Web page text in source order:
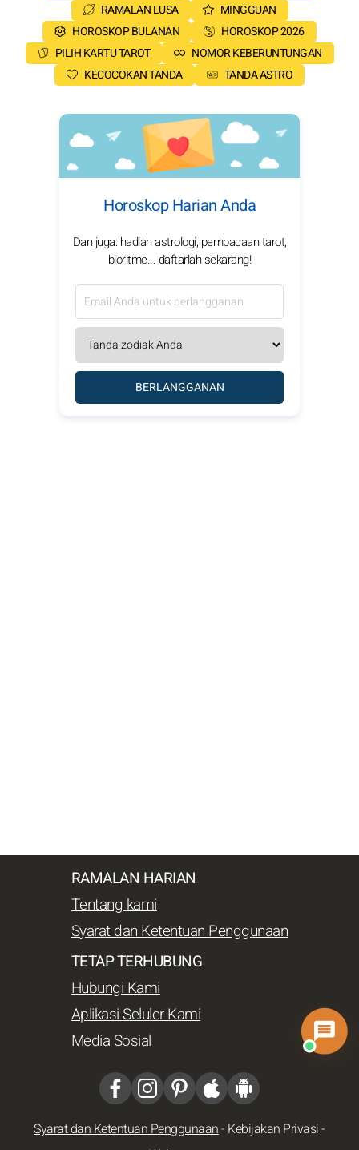
RAMALAN LUSA
MINGGUAN
HOROSKOP BULANAN
HOROSKOP 2026
PILIH KARTU TAROT
NOMOR KEBERUNTUNGAN
KECOCOKAN TANDA
TANDA ASTRO
Horoskop Harian Anda
Dan juga: hadiah astrologi, pembacaan tarot,
bioritme... daftarlah sekarang!
BERLANGGANAN
RAMALAN HARIAN
Tentang kami
Syarat dan Ketentuan Penggunaan
TETAP TERHUBUNG
Hubungi Kami
Aplikasi Seluler Kami
Media Sosial
Syarat dan Ketentuan Penggunaan- Kebijakan Privasi-